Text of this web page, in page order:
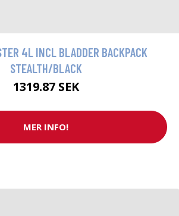
4L INCL BLADDER BACKPACK
STEALTH/BLACK
1319.87 SEK
MER INFO!